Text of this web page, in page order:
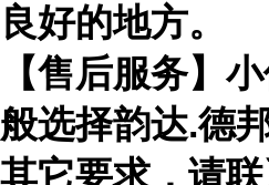
良好的地方。
【售后服务】
般选择韵达.德
其它要求，请